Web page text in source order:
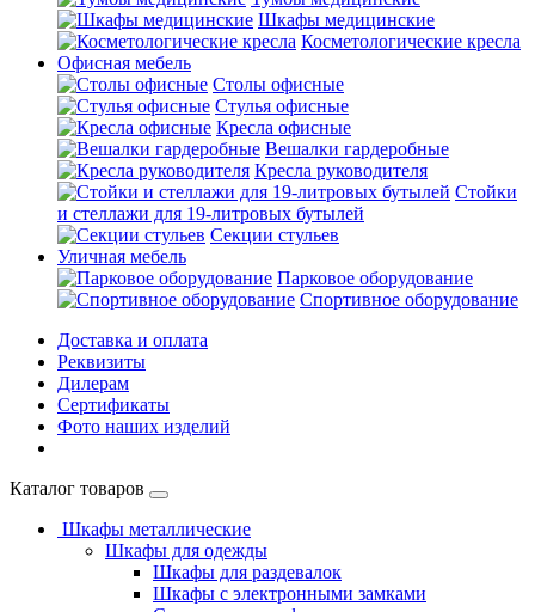
Шкафы медицинские
Косметологические кресла
Офисная мебель
Столы офисные
Стулья офисные
Кресла офисные
Вешалки гардеробные
Кресла руководителя
Стойки
и стеллажи для 19-литровых бутылей
Секции стульев
Уличная мебель
Парковое оборудование
Спортивное оборудование
Доставка и оплата
Реквизиты
Дилерам
Сертификаты
Фото наших изделий
Каталог товаров
Шкафы металлические
Шкафы для одежды
Шкафы для раздевалок
Шкафы с электронными замками